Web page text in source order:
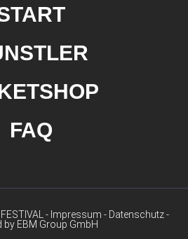
FAQ
- Impressum - Datenschutz-
by EBM Group GmbH